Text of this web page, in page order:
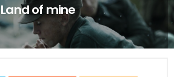
Land of mine